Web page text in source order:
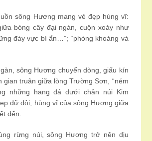
sông Hương mang vẻ đẹp hùng vĩ:
bóng cây đại ngàn, cuộn xoáy như
đáy vực bí ẩn…”; “phóng khoáng và
sông Hương chuyển dòng, giấu kín
gian truân giữa lòng Trường Sơn, “ném
những hang đá dưới chân núi Kim
dữ dội, hùng vĩ của sông Hương giữa
đến.
rừng núi, sông Hương trở nên dịu